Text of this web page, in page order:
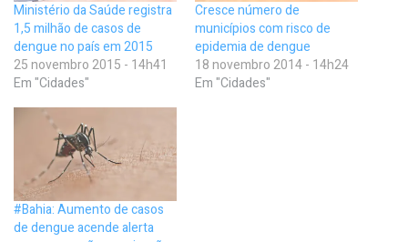
Ministério da Saúde registra
1,5 milhão de casos de
dengue no país em 2015
25 novembro 2015 - 14h41
Em "Cidades"
Cresce número de
municípios com risco de
epidemia de dengue
18 novembro 2014 - 14h24
Em "Cidades"
#Bahia: Aumento de casos
de dengue acende alerta